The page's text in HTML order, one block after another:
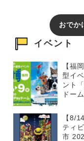
おでか
イベント
【福
型イ
ント
ドー
【8/
ティ
市